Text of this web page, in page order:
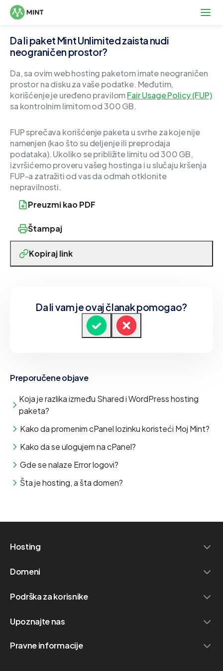
Da li paket Mint Unlimited zaista nudi
neograničen prostor?
Da, sa ovim web hosting paketom imate neograničen
prostor na disku za vaše podatke. Međutim,
korišćenje je uređeno pravilomFair Usage Policy (FUP)
sa kontrolnim limitom od 300 GB.
FUP sprečava korišćenje paketa u svrhe za koje nije
namenjen (kao što su deljenje ili preprodaja
podataka). Ukoliko se približite limitu od 300 GB,
izvršićemo proveru vašeg hostinga i u slučaju kršenja
FUP-a zatražiti od vas da odmah otklonite
nepravilnosti.
Preuzmi kao PDF
Štampaj
Kopiraj link
Da li vam je ovaj članak pomogao?
Preporučene objave
Koja je razlika između Shared i WordPress hosting
paketa?
Kako da promenim cPanel lozinku koristeći Moj Mint?
Kako da se ulogujem na cPanel?
Gde se nalaze Error logovi?
Šta je hosting, a šta domen?
Hosting
Domeni
Podrška za korisnike
Upoznajte nas
Pravne informacije